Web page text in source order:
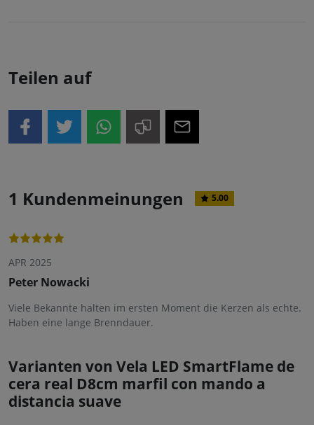
Teilen auf
1 Kundenmeinungen 5.00
APR 2025
Peter Nowacki
Viele Bekannte halten im ersten Moment die Kerzen als echte.
Haben eine lange Brenndauer.
Varianten von Vela LED SmartFlame de
cera real D8cm marfil con mando a
distancia suave